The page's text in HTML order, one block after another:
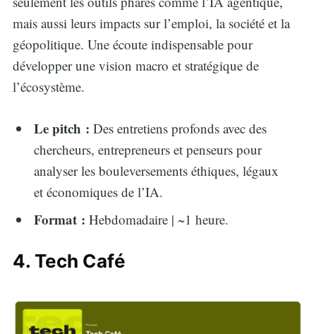
mais aussi leurs impacts sur l’emploi, la société et la
géopolitique. Une écoute indispensable pour
développer une vision macro et stratégique de
l’écosystème.
Le pitch : Des entretiens profonds avec des
chercheurs, entrepreneurs et penseurs pour
analyser les bouleversements éthiques, légaux
et économiques de l’IA.
Format : Hebdomadaire | ~1 heure.
4. Tech Café